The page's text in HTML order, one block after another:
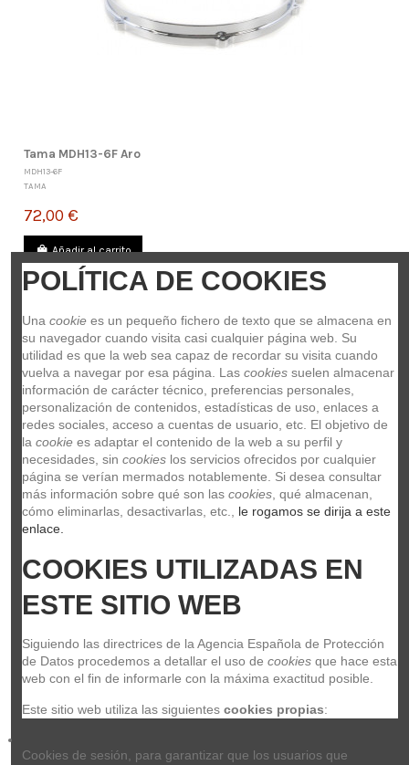
Tama MDH13-6F Aro
MDH13-6F
TAMA
72,00 €
Añadir al carrito
Tama MDH8-4
TAMA
70,00 €
Añadir al carrito
POLÍTICA DE COOKIES
Una cookie es un pequeño fichero de texto que se almacena en
su navegador cuando visita casi cualquier página web. Su
utilidad es que la web sea capaz de recordar su visita cuando
vuelva a navegar por esa página. Las cookies suelen almacenar
información de carácter técnico, preferencias personales,
personalización de contenidos, estadísticas de uso, enlaces a
redes sociales, acceso a cuentas de usuario, etc. El objetivo de
la cookie es adaptar el contenido de la web a su perfil y
necesidades, sin cookies los servicios ofrecidos por cualquier
página se verían mermados notablemente. Si desea consultar
más información sobre qué son las cookies , qué almacenan,
cómo eliminarlas, desactivarlas, etc.,
le rogamos se dirija a este
enlace.
COOKIES UTILIZADAS EN
ESTE SITIO WEB
Siguiendo las directrices de la Agencia Española de Protección
de Datos procedemos a detallar el uso de cookies que hace esta
web con el fin de informarle con la máxima exactitud posible.
Este sitio web utiliza las siguientes cookies propias:
Cookies de sesión, para garantizar que los usuarios que